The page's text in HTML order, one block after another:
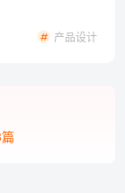
产品设计